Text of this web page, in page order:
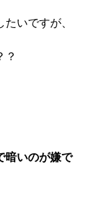
いですが、
？
暗いのが嫌で